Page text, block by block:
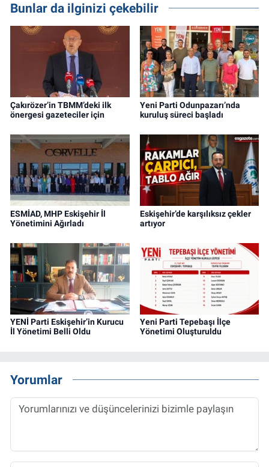
Bunlar da ilginizi çekebilir
Çakırözer’in TBMM’deki ilk
önergesi gazeteciler için
Yeni Parti Odunpazarı’nda
kuruluş süreci başladı
ESMİAD, MHP Eskişehir İl
Yönetimini Ağırladı
Eskişehir’de karşılıksız çekler
artıyor
YENİ Parti Eskişehir’in Kurucu
İl Yönetimi Belli Oldu
Yeni Parti Tepebaşı İlçe
Yönetimi Oluşturuldu
Yorumlar